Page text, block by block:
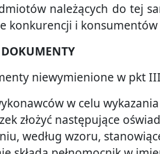
należących do tej
konkurencji i
niewymienione w pkt
w celu
złożyć następujące
według wzoru,